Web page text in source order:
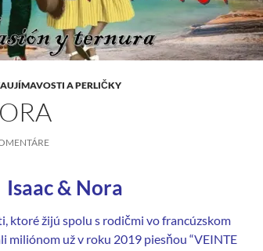
A PERLIČKY
Isaac & Nora
ktoré žijú spolu s rodičmi vo francúzskom
miliónom už v roku 2019 piesňou “VEINTE